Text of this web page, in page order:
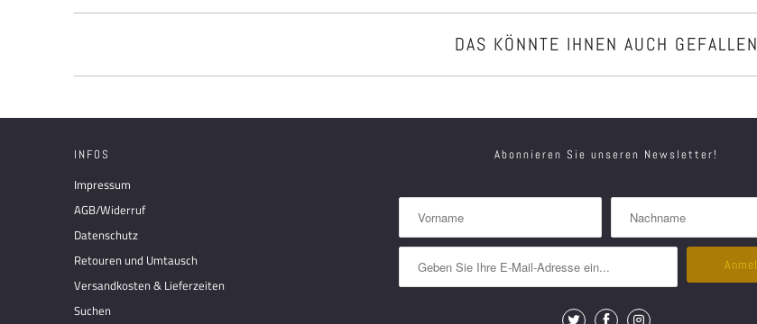
DAS KÖNNTE IHNEN AUCH GEFALLEN
INFOS
Impressum
AGB/Widerruf
Datenschutz
Retouren und Umtausch
Versandkosten & Lieferzeiten
Suchen
Abonnieren Sie unseren Newsletter!